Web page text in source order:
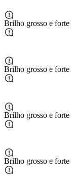
Brilho grosso e forte
Brilho grosso e forte
Brilho grosso e forte
Brilho grosso e forte